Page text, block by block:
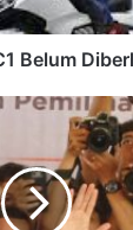
Belum